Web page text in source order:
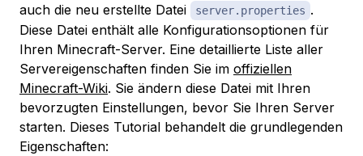
auch die neu erstellte Datei
server.properties .
Diese Datei enthält alle Konfigurationsoptionen für
Ihren Minecraft-Server. Eine detaillierte Liste aller
Servereigenschaften finden Sie im offiziellen
Minecraft-Wiki. Sie ändern diese Datei mit Ihren
bevorzugten Einstellungen, bevor Sie Ihren Server
starten. Dieses Tutorial behandelt die grundlegenden
Eigenschaften: